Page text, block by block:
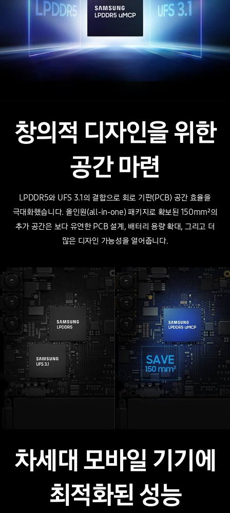
창의적 디자인을 위한
공간 마련
LPDDR5와 UFS 3.1의 결합으로 회로 기판(PCB) 공간 효율을
극대화했습니다. 올인원(all-in-one) 패키지로 확보된 150mm²의
추가 공간은 보다 유연한 PCB 설계, 배터리 용량확대, 그리고 더
많은 디자인 가능성을 열어줍니다.
차세대 모바일 기기에
최적화된 성능